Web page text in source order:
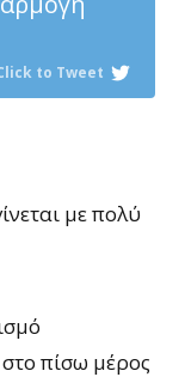
to Tweet
με πολύ
πίσω μέρος